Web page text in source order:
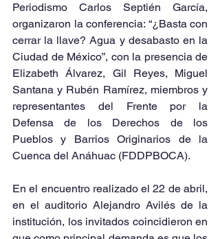
Periodismo Carlos Septién García,
organizaron la conferencia: “¿Basta con
cerrar la llave? Agua y desabasto en la
Ciudad de México”, con la presencia de
Elizabeth Álvarez, Gil Reyes, Miguel
Santana y Rubén Ramírez, miembros y
representantes del Frente por la
Defensa de los Derechos de los
Pueblos y Barrios Originarios de la
Cuenca del Anáhuac (FDDPBOCA).
En el encuentro realizado el 22 de abril,
en el auditorio Alejandro Avilés de la
institución, los invitados coincidieron en